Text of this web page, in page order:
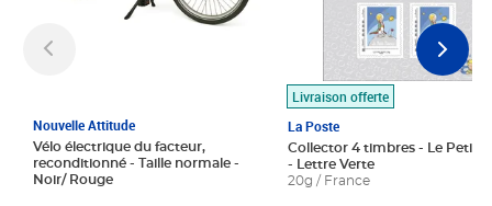
Nouvelle Attitude
Vélo électrique du facteur,
reconditionné - Taille normale -
Noir/ Rouge
Livraison offerte
La Poste
Collector 4 timbres - Le Petit
- Lettre Verte
20g / France